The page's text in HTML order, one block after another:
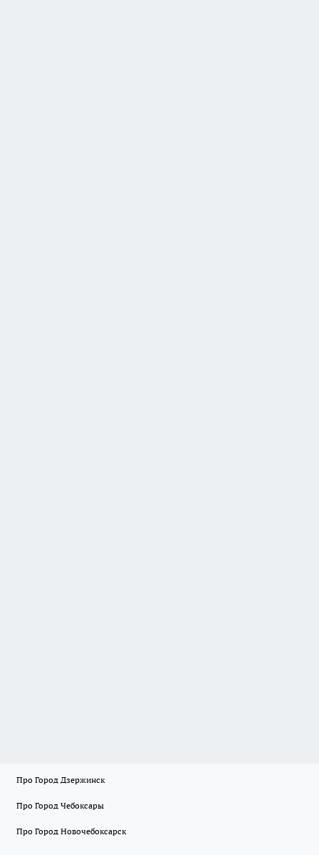
Про Город Дзержинск
Про Город Чебоксары
Про Город Новочебоксарск